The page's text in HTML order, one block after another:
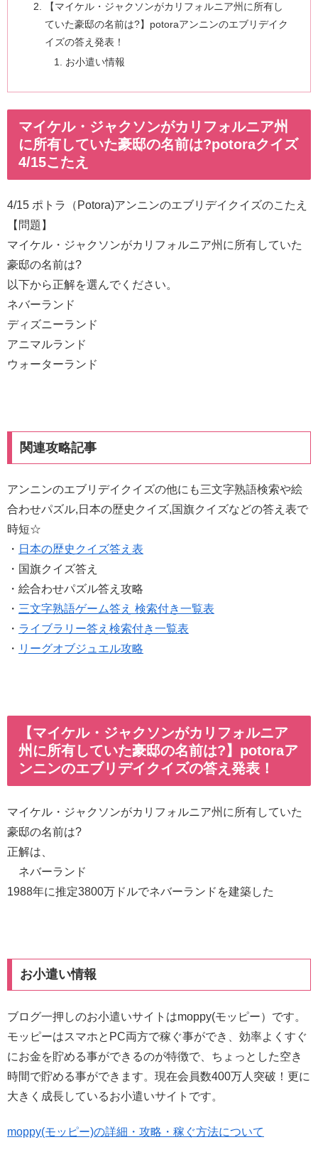
【マイケル・ジャクソンがカリフォルニア州に所有し
ていた豪邸の名前は?】potoraアンニンのエブリデイク
イズの答え発表！
お小遣い情報
マイケル・ジャクソンがカリフォルニア州
に所有していた豪邸の名前は?potoraクイズ
4/15こたえ
4/15 ポトラ（Potora)アンニンのエブリデイクイズのこたえ
【問題】
マイケル・ジャクソンがカリフォルニア州に所有していた
豪邸の名前は?
以下から正解を選んでください。
ネバーランド
ディズニーランド
アニマルランド
ウォーターランド
関連攻略記事
アンニンのエブリデイクイズの他にも三文字熟語検索や絵
合わせパズル,日本の歴史クイズ,国旗クイズなどの答え表で
時短☆
・ 日本の歴史クイズ答え表
・国旗クイズ答え
・絵合わせパズル答え攻略
・ 三文字熟語ゲーム答え 検索付き一覧表
・ ライブラリー答え検索付き一覧表
・ リーグオブジュエル攻略
【マイケル・ジャクソンがカリフォルニア
州に所有していた豪邸の名前は?】potoraア
ンニンのエブリデイクイズの答え発表！
マイケル・ジャクソンがカリフォルニア州に所有していた
豪邸の名前は?
正解は、
ネバーランド
1988年に推定3800万ドルでネバーランドを建築した
お小遣い情報
ブログ一押しのお小遣いサイトはmoppy(モッピー）です。
モッピーはスマホとPC両方で稼ぐ事ができ、効率よくすぐ
にお金を貯める事ができるのが特徴で、ちょっとした空き
時間で貯める事ができます。現在会員数400万人突破！更に
大きく成長しているお小遣いサイトです。
moppy(モッピー)の詳細・攻略・稼ぐ方法について